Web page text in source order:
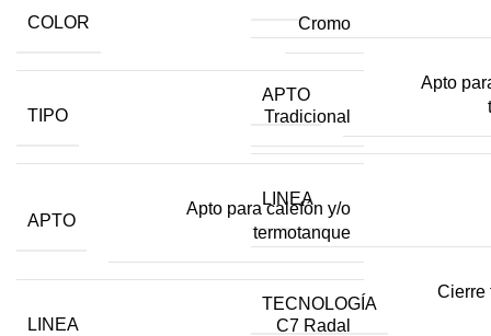
COLOR Cromo
TIPO Tradicional
APTO
Apto para calefón y/o
termotanque
LINEA C7 Radal
APTO
Apto
LINEA
TECNOLOGÍA
Cierre